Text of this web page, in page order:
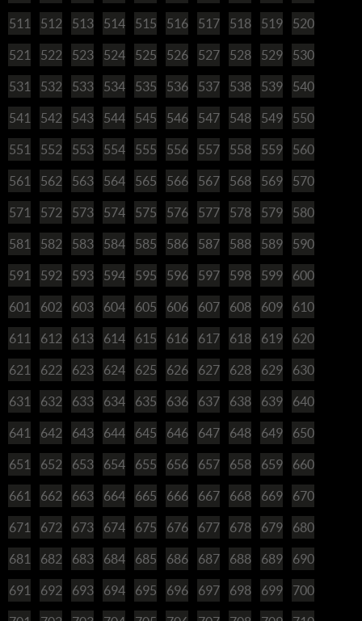
511 512 513 514 515 516 517 518 519 520
521 522 523 524 525 526 527 528 529 530
531 532 533 534 535 536 537 538 539 540
541 542 543 544 545 546 547 548 549 550
551 552 553 554 555 556 557 558 559 560
561 562 563 564 565 566 567 568 569 570
571 572 573 574 575 576 577 578 579 580
581 582 583 584 585 586 587 588 589 590
591 592 593 594 595 596 597 598 599 600
601 602 603 604 605 606 607 608 609 610
611 612 613 614 615 616 617 618 619 620
621 622 623 624 625 626 627 628 629 630
631 632 633 634 635 636 637 638 639 640
641 642 643 644 645 646 647 648 649 650
651 652 653 654 655 656 657 658 659 660
661 662 663 664 665 666 667 668 669 670
671 672 673 674 675 676 677 678 679 680
681 682 683 684 685 686 687 688 689 690
691 692 693 694 695 696 697 698 699 700